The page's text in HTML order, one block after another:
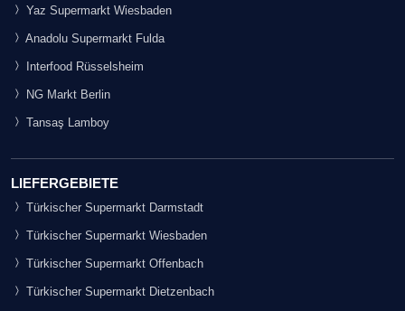
Yaz Supermarkt Wiesbaden
Anadolu Supermarkt Fulda
Interfood Rüsselsheim
NG Markt Berlin
Tansaş Lamboy
LIEFERGEBIETE
Türkischer Supermarkt Darmstadt
Türkischer Supermarkt Wiesbaden
Türkischer Supermarkt Offenbach
Türkischer Supermarkt Dietzenbach